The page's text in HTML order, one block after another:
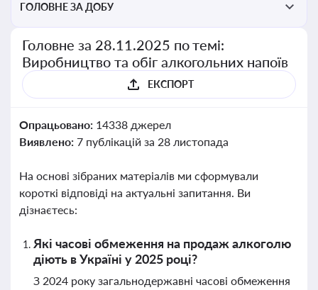
ГОЛОВНЕ ЗА ДОБУ
Головне за 28.11.2025 по темі:
Виробництво та обіг алкогольних напоїв
ЕКСПОРТ
Опрацьовано: 14338 джерел
Виявлено: 7 публікацій за 28 листопада
На основі зібраних матеріалів ми сформували
короткі відповіді на актуальні запитання. Ви
дізнаєтесь:
Які часові обмеження на продаж алкоголю
діють в Україні у 2025 році?
З 2024 року загальнодержавні часові обмеження